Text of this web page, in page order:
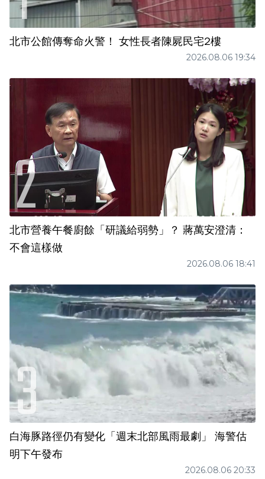
北市公館傳奪命火警！ 女性長者陳屍民宅2樓
2026.08.06 19:34
北市營養午餐廚餘「研議給弱勢」？ 蔣萬安澄清：
不會這樣做
2026.08.06 18:41
白海豚路徑仍有變化「週末北部風雨最劇」 海警估
明下午發布
2026.08.06 20:33